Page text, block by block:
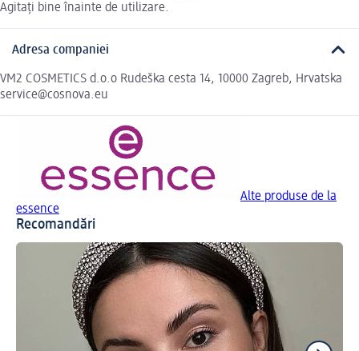
Agitați bine înainte de utilizare.
Adresa companiei
VM2 COSMETICS d.o.o Rudeška cesta 14, 10000 Zagreb, Hrvatska
service@cosnova.eu
Alte produse de la
essence
Recomandări